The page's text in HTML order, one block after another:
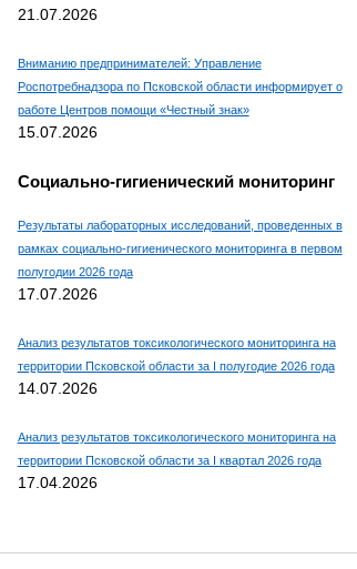
21.07.2026
Вниманию предпринимателей: Управление
Роспотребнадзора по Псковской области информирует о
работе Центров помощи «Честный знак»
15.07.2026
Социально-гигиенический мониторинг
Результаты лабораторных исследований, проведенных в
рамках социально-гигиенического мониторинга в первом
полугодии 2026 года
17.07.2026
Анализ результатов токсикологического мониторинга на
территории Псковской области за I полугодие 2026 года
14.07.2026
Анализ результатов токсикологического мониторинга на
территории Псковской области за I квартал 2026 года
17.04.2026